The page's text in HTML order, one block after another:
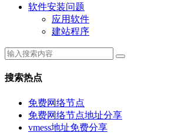
软件安装问题
应用软件
建站程序
搜索热点
免费网络节点
免费网络节点地址分享
vmess地址免费分享